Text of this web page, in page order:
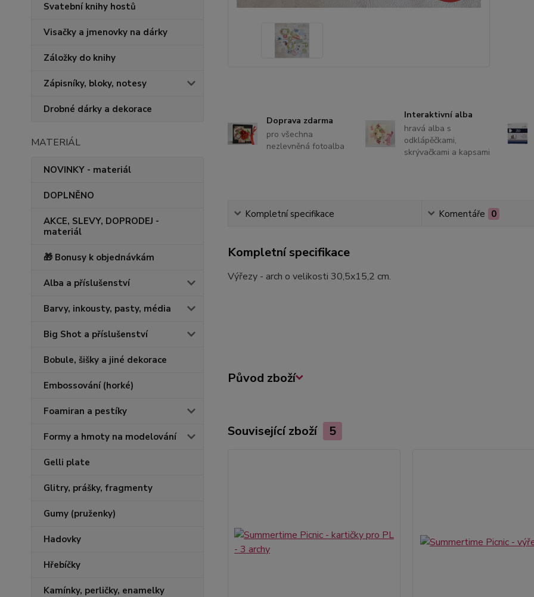
Svatební knihy hostů
Visačky a jmenovky na dárky
Záložky do knihy
Zápisníky, bloky, notesy
Drobné dárky a dekorace
MATERIÁL
NOVINKY - materiál
DOPLNĚNO
AKCE, SLEVY, DOPRODEJ -
materiál
🎁 Bonusy k objednávkám
Alba a příslušenství
Barvy, inkousty, pasty, média
Big Shot a příslušenství
Bobule, šišky a jiné dekorace
Embossování (horké)
Foamiran a pestíky
Formy a hmoty na modelování
Gelli plate
Glitry, prášky, fragmenty
Gumy (pruženky)
Hadovky
Hřebíčky
Kamínky, perličky, enamelky
Doprava zdarma
pro všechna
nezlevněná fotoalba
Interaktivní alba
hravá alba s
odklápěčkami,
skrývačkami a kapsami
Kompletní specifikace Komentáře 0
Kompletní specifikace
Výřezy - arch o velikosti 30,5x15,2 cm.
Původ zboží
Související zboží 5